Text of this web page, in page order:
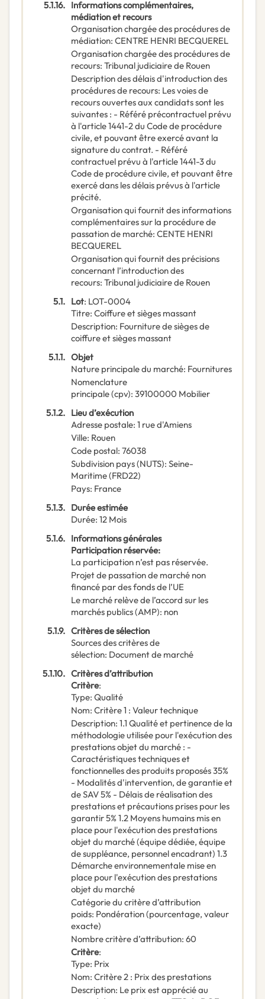
5.1.16. Informations complémentaires,
médiation et recours
Organisation chargée des procédures de
médiation: CENTRE HENRI BECQUEREL
Organisation chargée des procédures de
recours: Tribunal judiciaire de Rouen
Description des délais d'introduction des
procédures de recours: Les voies de
recours ouvertes aux candidats sont les
suivantes : - Référé précontractuel prévu
à l'article 1441-2 du Code de procédure
civile, et pouvant être exercé avant la
signature du contrat. - Référé
contractuel prévu à l'article 1441-3 du
Code de procédure civile, et pouvant être
exercé dans les délais prévus à l'article
précité.
Organisation qui fournit des informations
complémentaires sur la procédure de
passation de marché: CENTE HENRI
BECQUEREL
Organisation qui fournit des précisions
concernant l’introduction des
recours: Tribunal judiciaire de Rouen
5.1. Lot: LOT-0004
Titre: Coiffure et sièges massant
Description: Fourniture de sièges de
coiffure et sièges massant
5.1.1. Objet
Nature principale du marché: Fournitures
Nomenclature
principale(cpv): 39100000 Mobilier
5.1.2. Lieu d’exécution
Adresse postale: 1 rue d'Amiens
Ville: Rouen
Code postal: 76038
Subdivision pays (NUTS): Seine-
Maritime(FRD22)
Pays: France
5.1.3. Durée estimée
Durée: 12 Mois
5.1.6. Informations générales
Participation réservée:
La participation n’est pas réservée.
Projet de passation de marché non
financé par des fonds de l’UE
Le marché relève de l’accord sur les
marchés publics (AMP): non
5.1.9. Critères de sélection
Sources des critères de
sélection: Document de marché
5.1.10. Critères d’attribution
Critère:
Type: Qualité
Nom: Critère 1 : Valeur technique
Description: 1.1 Qualité et pertinence de la
méthodologie utilisée pour l'exécution des
prestations objet du marché : -
Caractéristiques techniques et
fonctionnelles des produits proposés 35%
- Modalités d'intervention, de garantie et
de SAV 5% - Délais de réalisation des
prestations et précautions prises pour les
garantir 5% 1.2 Moyens humains mis en
place pour l'exécution des prestations
objet du marché (équipe dédiée, équipe
de suppléance, personnel encadrant) 1.3
Démarche environnementale mise en
place pour l'exécution des prestations
objet du marché
Catégorie du critère d’attribution
poids: Pondération (pourcentage, valeur
exacte)
Nombre critère d’attribution: 60
Critère:
Type: Prix
Nom: Critère 2 : Prix des prestations
Description: Le prix est apprécié au